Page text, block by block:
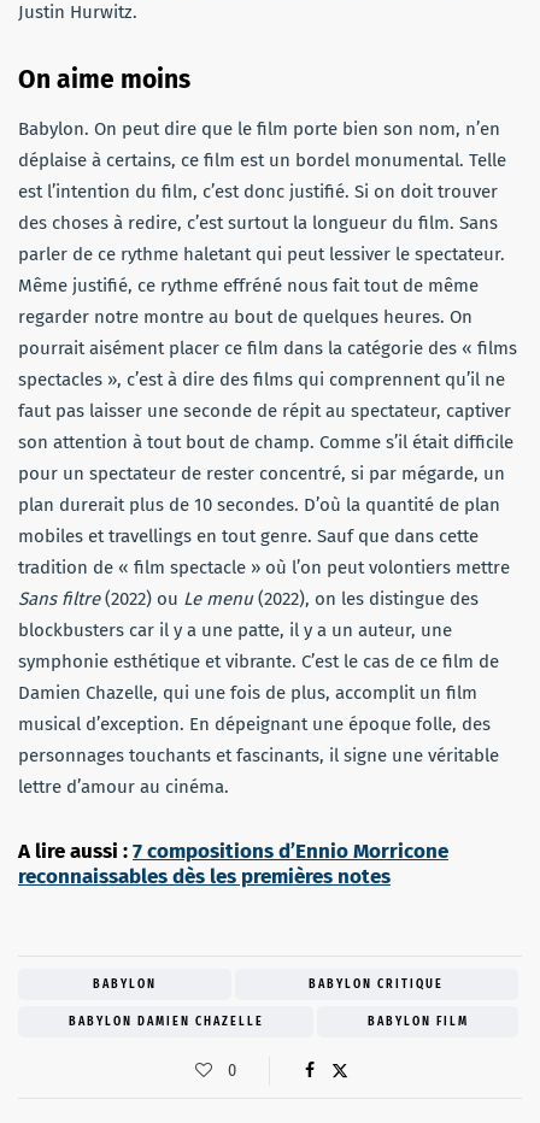
Justin Hurwitz.
On aime moins
Babylon. On peut dire que le film porte bien son nom, n’en
déplaise à certains, ce film est un bordel monumental. Telle
est l’intention du film, c’est donc justifié. Si on doit trouver
des choses à redire, c’est surtout la longueur du film. Sans
parler de ce rythme haletant qui peut lessiver le spectateur.
Même justifié, ce rythme effréné nous fait tout de même
regarder notre montre au bout de quelques heures. On
pourrait aisément placer ce film dans la catégorie des « films
spectacles », c’est à dire des films qui comprennent qu’il ne
faut pas laisser une seconde de répit au spectateur, captiver
son attention à tout bout de champ. Comme s’il était difficile
pour un spectateur de rester concentré, si par mégarde, un
plan durerait plus de 10 secondes. D’où la quantité de plan
mobiles et travellings en tout genre. Sauf que dans cette
tradition de « film spectacle » où l’on peut volontiers mettre
Sans filtre(2022) ou Le menu(2022), on les distingue des
blockbusters car il y a une patte, il y a un auteur, une
symphonie esthétique et vibrante. C’est le cas de ce film de
Damien Chazelle, qui une fois de plus, accomplit un film
musical d’exception. En dépeignant une époque folle, des
personnages touchants et fascinants, il signe une véritable
lettre d’amour au cinéma.
A lire aussi :7 compositions d’Ennio Morricone
reconnaissables dès les premières notes
BABYLON BABYLON CRITIQUE
BABYLON DAMIEN CHAZELLE BABYLON FILM
0